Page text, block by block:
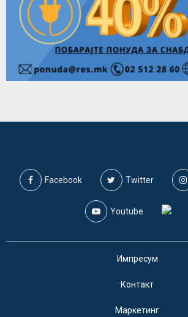
Facebook Twitter
Youtube
Импресум
Контакт
Маркетинг